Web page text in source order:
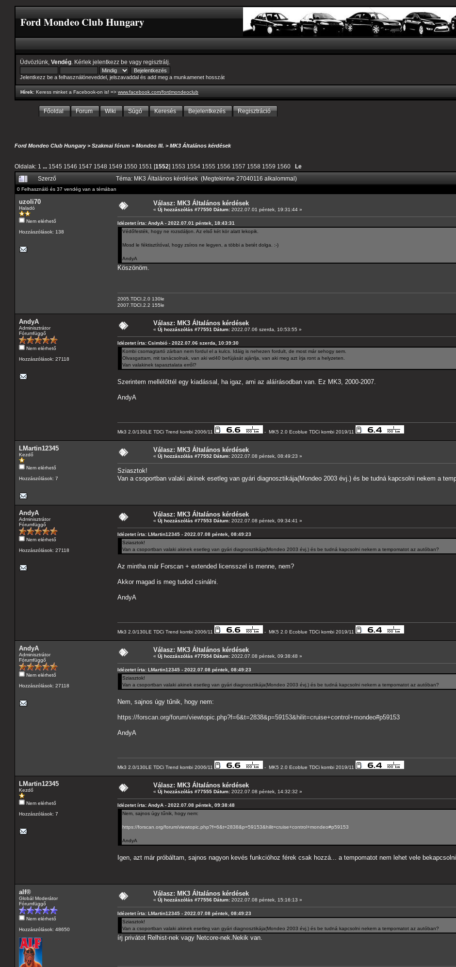
Ford Mondeo Club Hungary
Üdvözlünk, Vendég . Kérlek jelentkezz be vagy regisztrálj
Jelentkezz be a felhasználóneveddel, jelszavaddal és add meg a munkamenet hosszát
Hírek: Keress minket a Facebook-on is! => www.facebook.com/fordmondeoclub
Főoldal Forum Wiki Súgó Keresés Bejelentkezés Regisztráció
Ford Mondeo Club Hungary>Szakmai fórum >Mondeo III. >MK3 Általános kérdések
Oldalak: 1 ... 1545 1546 1547 1548 1549 1550 1551 [1552] 1553 1554 1555 1556 1557 1558 1559 1560 Le
Szerző Téma: MK3 Általános kérdések (Megtekintve 27040116 alkalommal)
0 Felhasználó és 37 vendég van a témában
uzoli70
Haladó
Nem elérhető
Hozzászólások: 138
Válasz: MK3 Általános kérdések
« Új hozzászólás #77550 Dátum: 2022.07.01 péntek, 19:31:44 »
Idézetet írta: AndyA - 2022.07.01 péntek, 18:43:31
Védőfesték, hogy ne rozsdáljon. Az első két kör alatt lekopik.
Mosd le féktisztítóval, hogy zsíros ne legyen, a többi a betét dolga. :-)
AndyA
Köszönöm.
2005.TDCI.2.0 130le
2007.TDCI.2.2 155le
AndyA
Adminisztrátor
Fórumfüggő
Nem elérhető
Hozzászólások: 27118
Válasz: MK3 Általános kérdések
« Új hozzászólás #77551 Dátum: 2022.07.06 szerda, 10:53:55 »
Idézetet írta: Csimbió - 2022.07.06 szerda, 10:39:30
Kombi csomagtartó zárban nem fordul el a kulcs. Idáig is nehezen fordult, de most már sehogy sem.
Olvasgattam, mit tanácsolnak, van aki wd40 befújását ajánlja, van aki meg azt írja ront a helyzeten.
Van valakinek tapasztalata erről?
Szerintem mellélőttél egy kiadással, ha igaz, ami az aláírásodban van. Ez MK3, 2000-2007.
AndyA
Mk3 2.0/130LE TDCi Trend kombi 2006/11 - MK5 2.0 Ecoblue TDCi kombi 2019/11
LMartin12345
Kezdő
Nem elérhető
Hozzászólások: 7
Válasz: MK3 Általános kérdések
« Új hozzászólás #77552 Dátum: 2022.07.08 péntek, 08:49:23 »
Sziasztok!
Van a csoportban valaki akinek esetleg van gyári diagnosztikája(Mondeo 2003 évj.) és be tudná kapcsolni nekem a
AndyA
Adminisztrátor
Fórumfüggő
Nem elérhető
Hozzászólások: 27118
Válasz: MK3 Általános kérdések
« Új hozzászólás #77553 Dátum: 2022.07.08 péntek, 09:34:41 »
Idézetet írta: LMartin12345 - 2022.07.08 péntek, 08:49:23
Sziasztok!
Van a csoportban valaki akinek esetleg van gyári diagnosztikája(Mondeo 2003 évj.) és be tudná kapcsolni nekem a tempomatot az autóban?
Az mintha már Forscan + extended licensszel is menne, nem?
Akkor magad is meg tudod csinálni.
AndyA
Mk3 2.0/130LE TDCi Trend kombi 2006/11 - MK5 2.0 Ecoblue TDCi kombi 2019/11
AndyA
Adminisztrátor
Fórumfüggő
Nem elérhető
Hozzászólások: 27118
Válasz: MK3 Általános kérdések
« Új hozzászólás #77554 Dátum: 2022.07.08 péntek, 09:38:48 »
Idézetet írta: LMartin12345 - 2022.07.08 péntek, 08:49:23
Sziasztok!
Van a csoportban valaki akinek esetleg van gyári diagnosztikája(Mondeo 2003 évj.) és be tudná kapcsolni nekem a tempomatot az autóban?
Nem, sajnos úgy tűnik, hogy nem:
https://forscan.org/forum/viewtopic.php?f=6&t=2838&p=59153&hilit=cruise+control+mondeo#p59153
AndyA
Mk3 2.0/130LE TDCi Trend kombi 2006/11 - MK5 2.0 Ecoblue TDCi kombi 2019/11
LMartin12345
Kezdő
Nem elérhető
Hozzászólások: 7
Válasz: MK3 Általános kérdések
« Új hozzászólás #77555 Dátum: 2022.07.08 péntek, 14:32:32 »
Idézetet írta: AndyA - 2022.07.08 péntek, 09:38:48
Nem, sajnos úgy tűnik, hogy nem:
https://forscan.org/forum/viewtopic.php?f=6&t=2838&p=59153&hilit=cruise+control+mondeo#p59153
AndyA
Igen, azt már próbáltam, sajnos nagyon kevés funkcióhoz férek csak hozzá... a tempomatot nem lehet vele bekapcsolni..
alf®
Globál Moderátor
Fórumfüggő
Nem elérhető
Hozzászólások: 48650
Válasz: MK3 Általános kérdések
« Új hozzászólás #77556 Dátum: 2022.07.08 péntek, 15:16:13 »
Idézetet írta: LMartin12345 - 2022.07.08 péntek, 08:49:23
Sziasztok!
Van a csoportban valaki akinek esetleg van gyári diagnosztikája(Mondeo 2003 évj.) és be tudná kapcsolni nekem a tempomatot az autóban?
írj privátot Relhist-nek vagy Netcore-nek.Nekik van.